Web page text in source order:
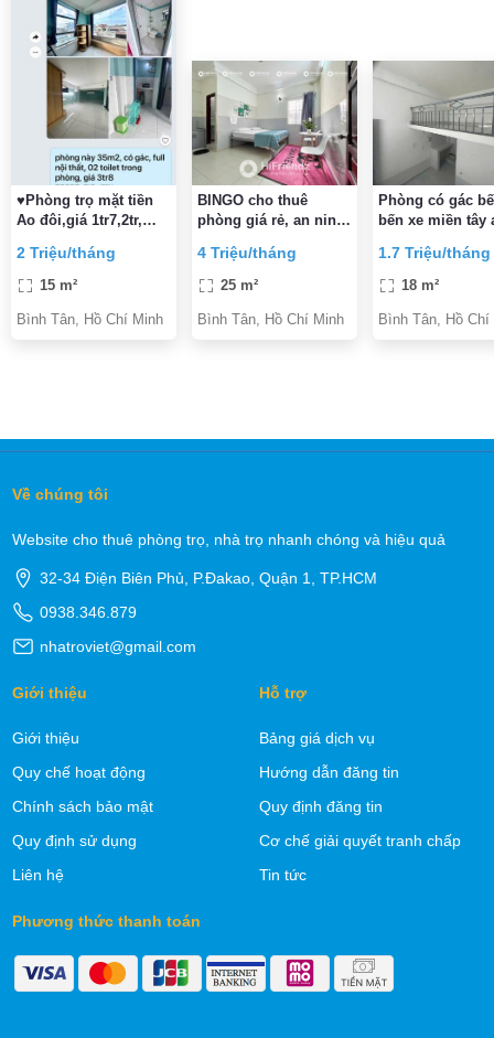
♥Phòng trọ mặt tiền
Ao đôi,giá 1tr7,2tr,
máy, Free Wifi, thẻ từ
2 Triệu/tháng
15 m²
Bình Tân, Hồ Chí Minh
BINGO cho thuê
phòng giá rẻ, an ninh
đai trong đi bộ qua
nhà thờ phao lô
4 Triệu/tháng
25 m²
Bình Tân, Hồ Chí Minh
Phòng có gác
bến xe miền tây
1.7 Triệu/tháng
18 m²
Bình Tân, Hồ Chí
Về chúng tôi
Website cho thuê phòng trọ, nhà trọ nhanh chóng và hiệu quả
32-34 Điện Biên Phủ, P.Đakao, Quận 1, TP.HCM
0938.346.879
nhatroviet@gmail.com
Giới thiệu
Giới thiệu
Quy chế hoạt động
Chính sách bảo mật
Quy định sử dụng
Liên hệ
Hỗ trợ
Bảng giá dịch vụ
Hướng dẫn đăng tin
Quy định đăng tin
Cơ chế giải quyết tranh chấp
Tin tức
Phương thức thanh toán